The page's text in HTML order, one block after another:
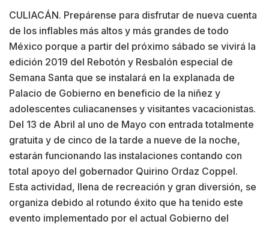
CULIACÁN. Prepárense para disfrutar de nueva cuenta
de los inflables más altos y más grandes de todo
México porque a partir del próximo sábado se vivirá la
edición 2019 del Rebotón y Resbalón especial de
Semana Santa que se instalará en la explanada de
Palacio de Gobierno en beneficio de la niñez y
adolescentes culiacanenses y visitantes vacacionistas.
Del 13 de Abril al uno de Mayo con entrada totalmente
gratuita y de cinco de la tarde a nueve de la noche,
estarán funcionando las instalaciones contando con
total apoyo del gobernador Quirino Ordaz Coppel.
Esta actividad, llena de recreación y gran diversión, se
organiza debido al rotundo éxito que ha tenido este
evento implementado por el actual Gobierno del